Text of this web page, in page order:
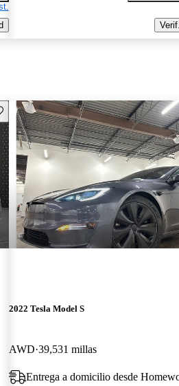
este Aviso
2022 Tesla Model S
AWD 39,531 millas
Entrega a domicilio desde